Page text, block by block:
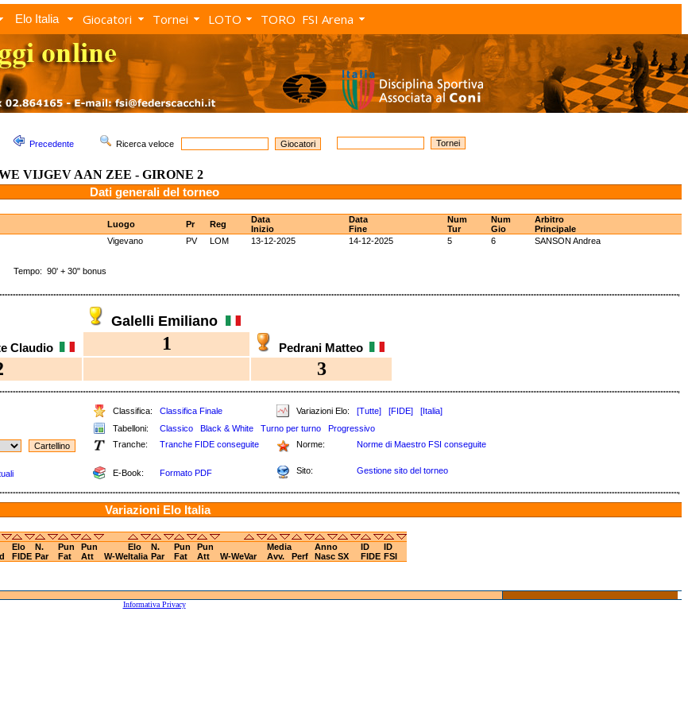
Elo Italia Giocatori Tornei LOTO TORO FSI Arena
Precedente Ricerca veloce
WE VIJGEV AAN ZEE - GIRONE 2
Dati generali del torneo
Luogo Pr Reg
Data
Inizio
Data
Fine
Num
Tur
Num
Gio
Arbitro
Principale
Vigevano PV LOM 13-12-2025 14-12-2025 5 6
SANSON Andrea
Tempo: 90' + 30" bonus
Galelli Emiliano
Claudio 1 Pedrani Matteo
3
Classifica: Classifica Finale Variazioni Elo: [Tutte] [FIDE]
[Italia]
Tabelloni: Classico Black & White Turno per turno
Progressivo
Tranche: Tranche FIDE conseguite Norme: Norme di Maestro FSI conseguite
E-Book: Formato PDF Sito: Gestione sito del torneo
Variazioni Elo Italia
Elo N. Pun Pun Elo N. Pun Pun Media Anno ID
ID
FIDE Par Fat Att W-WeItalia Par Fat Att W-WeVar Avv. Perf Nasc SX FIDE FSI
Informativa Privacy